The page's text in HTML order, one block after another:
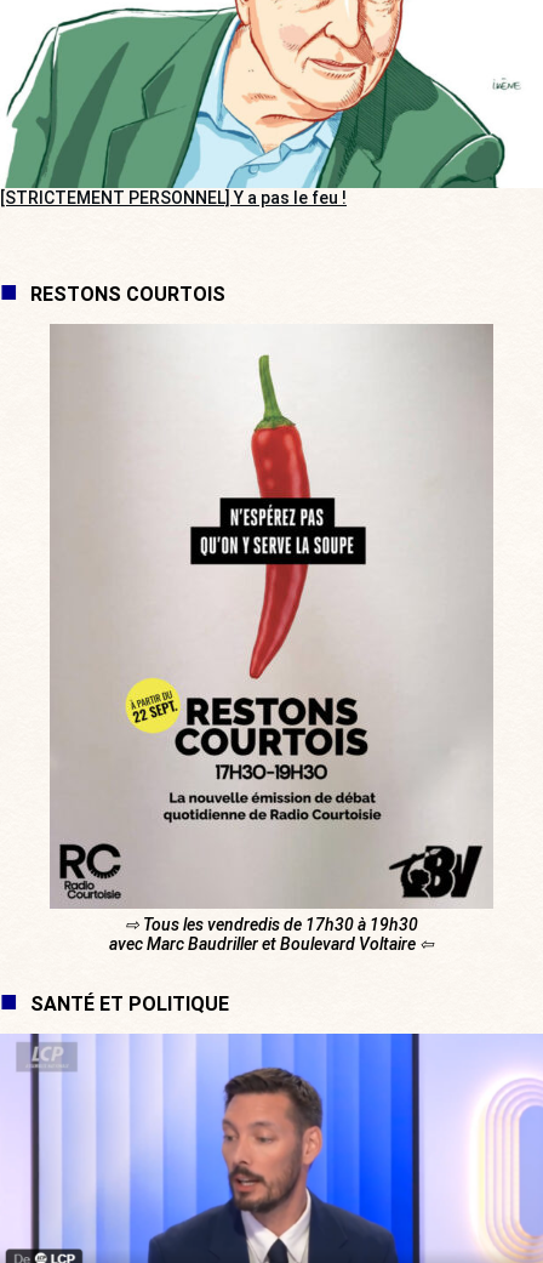
[STRICTEMENT PERSONNEL] Y a pas le feu !
RESTONS COURTOIS
⇨ Tous les vendredis de 17h30 à 19h30
avec Marc Baudriller et Boulevard Voltaire ⇦
SANTÉ ET POLITIQUE